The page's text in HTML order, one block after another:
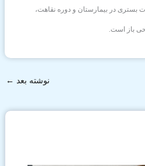
بستری در بیمارستان و دوره نقاهت،
باز است.
نوشته بعد ←